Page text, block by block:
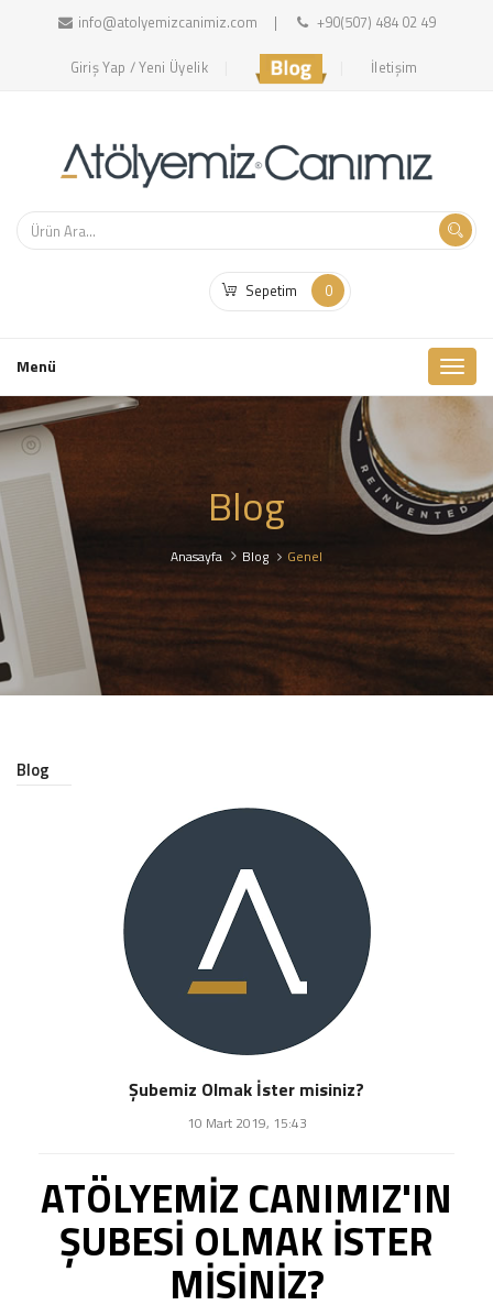
info@atolyemizcanimiz.com +90(507) 484 02 49
Giriş Yap / Yeni Üyelik İletişim
Sepetim 0
Menü Toggle
Blog
Anasayfa Blog Genel
Blog
Şubemiz Olmak İster misiniz?
10 Mart 2019, 15:43
ATÖLYEMİZ CANIMIZ'IN
ŞUBESİ OLMAK İSTER
MİSİNİZ?